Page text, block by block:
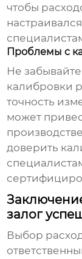
чтобы
Проблемы с
Не
калибровки
точность
может
доверить
залог
Выбор